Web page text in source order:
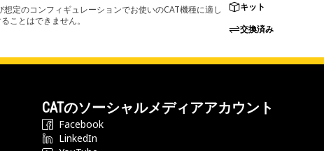
定のコンフィギュレーションでお使いのCAT機種に適し
ことはできません。
キット
交換済み
CATのソーシャルメディアアカウント
Facebook
LinkedIn